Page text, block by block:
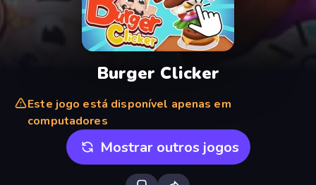
Burger Clicker
Este jogo está disponível apenas em
computadores
Mostrar outros jogos